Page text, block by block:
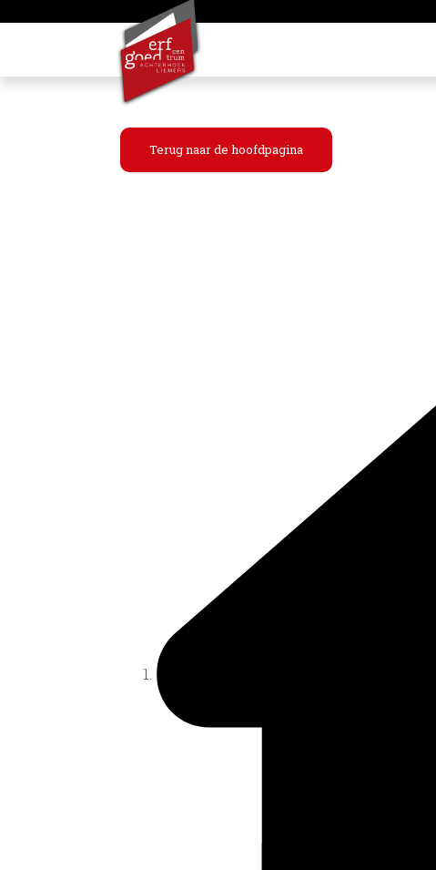
Terug naar de hoofdpagina